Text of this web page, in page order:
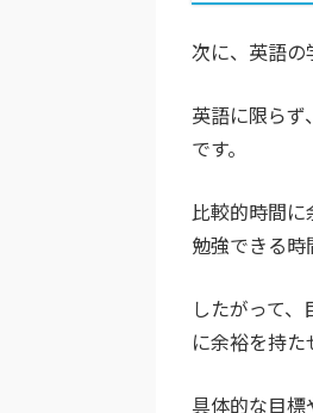
次に、英語の
英語に限ら
です。
比較的時間
勉強できる時
したがって
に余裕を持た
具体的な目